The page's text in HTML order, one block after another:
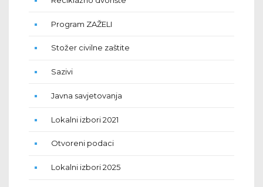
Program ZAŽELI
Stožer civilne zaštite
Sazivi
Javna savjetovanja
Lokalni izbori 2021
Otvoreni podaci
Lokalni izbori 2025